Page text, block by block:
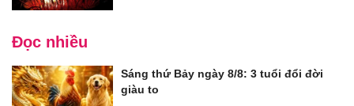
Đọc nhiều
Sáng thứ Bảy ngày 8/8: 3 tuổi đổi đời
giàu to